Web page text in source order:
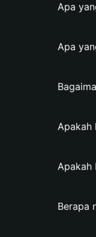
Apa
Apa
Apakah
Apakah
Berapa